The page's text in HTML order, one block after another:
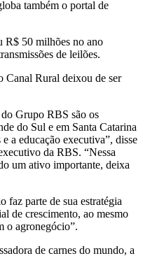
também o portal de
R$ 50 milhões no ano
de leilões.
Canal Rural deixou de ser
Grupo RBS são os
do Sul e em Santa Catarina
a educação executiva”, disse
da RBS. “Nessa
um ativo importante, deixa
faz parte de sua estratégia
de crescimento, ao mesmo
o agronegócio”.
de carnes do mundo, a